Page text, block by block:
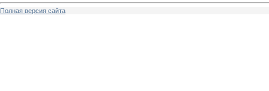
Полная версия сайта